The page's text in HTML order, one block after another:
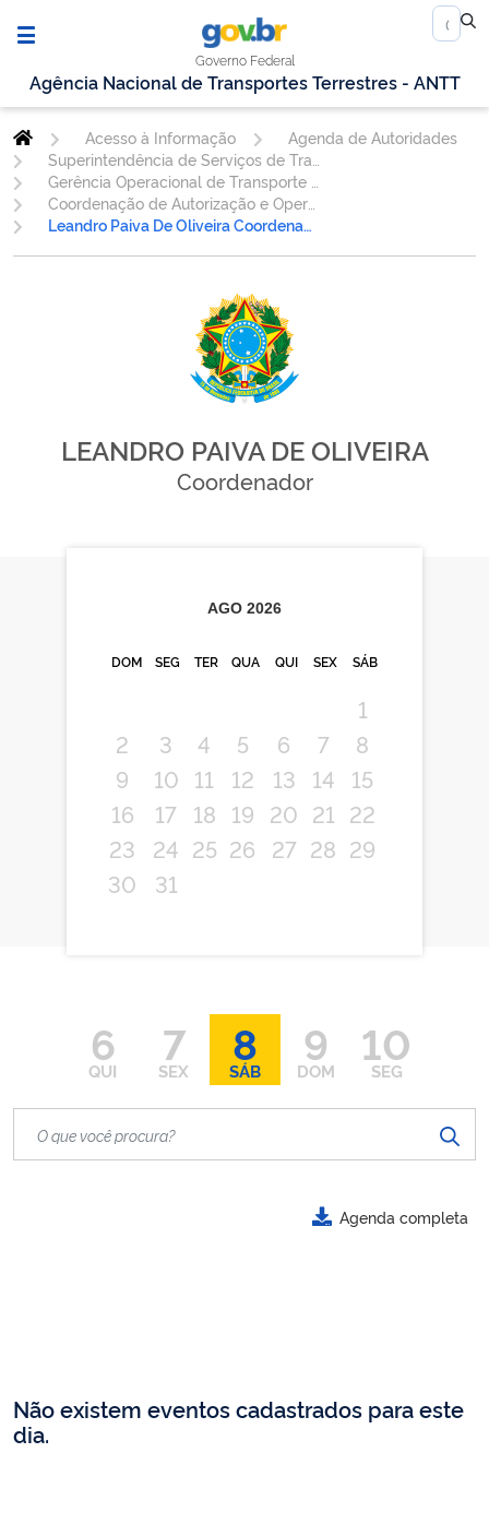
Governo Federal
Agência Nacional de Transportes Terrestres - ANTT
Acesso à Informação
Agenda de Autoridades
Coordenação de Autorização e Operações do Transporte de Passageiros - CTRIP
Leandro Paiva De Oliveira Coordenador
LEANDRO PAIVA DE OLIVEIRA
Coordenador
AGO 2026
DOM SEG TER QUA QUI SEX SÁB
1
2
3 4 5 6 7
8
9
10 11 12 13 14
15
16
17 18 19 20 21
22
23
24 25 26 27 28 29
30
31
6
QUI
7
SEX
8
SÁB
9
DOM
10
SEG
Agenda completa
Não existem eventos cadastrados para este
dia.